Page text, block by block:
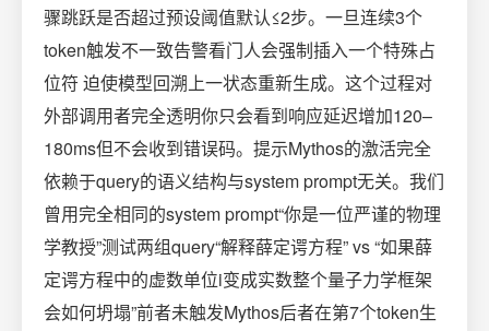
骤跳跃是否超过预设阈值默认≤2步。一旦连续3个
token触发不一致告警看门人会强制插入一个特殊占
位符 迫使模型回溯上一状态重新生成。这个过程对
外部调用者完全透明你只会看到响应延迟增加120–
180ms但不会收到错误码。提示Mythos的激活完全
依赖于query的语义结构与system prompt无关。我们
曾用完全相同的system prompt“你是一位严谨的物理
学教授”测试两组query“解释薛定谔方程” vs “如果薛
定谔方程中的虚数单位i变成实数整个量子力学框架
会如何坍塌”前者未触发Mythos后者在第7个token生